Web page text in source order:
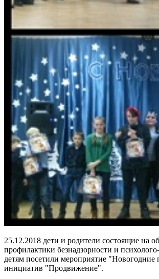
25.12.2018 дети и родители состоящие на
профилактики безнадзорности и
детям посетили мероприятие
инициатив "Продвижение".